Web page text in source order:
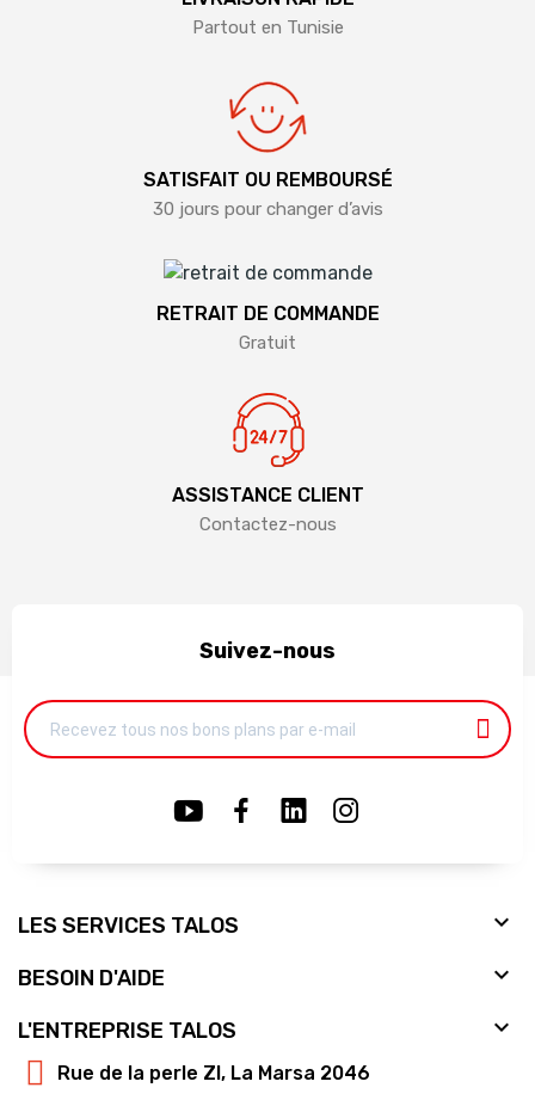
Partout en Tunisie
SATISFAIT OU REMBOURSÉ
30 jours pour changer d’avis
RETRAIT DE COMMANDE
Gratuit
ASSISTANCE CLIENT
Contactez-nous
Suivez-nous
LES SERVICES TALOS 
BESOIN D'AIDE 
L'ENTREPRISE TALOS 
Rue de la perle ZI, La Marsa 2046